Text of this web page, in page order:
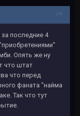
последние 4
Опять же ну
что штат
что перед
фаната "найма
Так что тут